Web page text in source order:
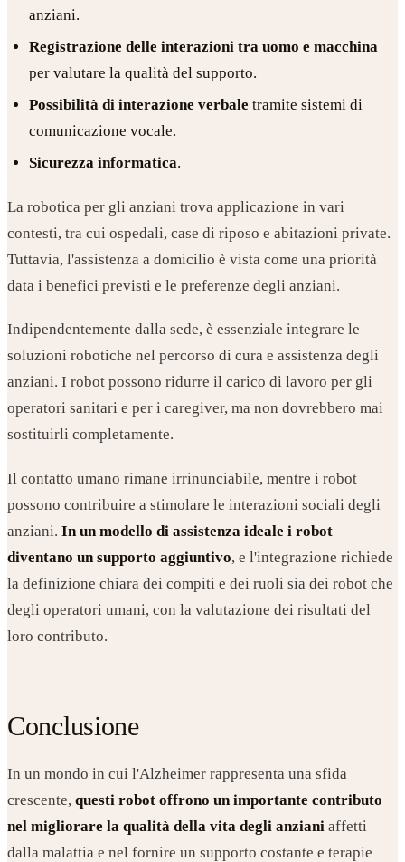
anziani.
Registrazione delle interazioni tra uomo e macchina
per valutare la qualità del supporto.
Possibilità di interazione verbale tramite sistemi di
comunicazione vocale.
Sicurezza informatica.
La robotica per gli anziani trova applicazione in vari
contesti, tra cui ospedali, case di riposo e abitazioni private.
Tuttavia, l'assistenza a domicilio è vista come una priorità
data i benefici previsti e le preferenze degli anziani.
Indipendentemente dalla sede, è essenziale integrare le
soluzioni robotiche nel percorso di cura e assistenza degli
anziani. I robot possono ridurre il carico di lavoro per gli
operatori sanitari e per i caregiver, ma non dovrebbero mai
sostituirli completamente.
Il contatto umano rimane irrinunciabile, mentre i robot
possono contribuire a stimolare le interazioni sociali degli
anziani. In un modello di assistenza ideale i robot
diventano un supporto aggiuntivo, e l'integrazione richiede
la definizione chiara dei compiti e dei ruoli sia dei robot che
degli operatori umani, con la valutazione dei risultati del
loro contributo.
Conclusione
In un mondo in cui l'Alzheimer rappresenta una sfida
crescente, questi robot offrono un importante contributo
nel migliorare la qualità della vita degli anziani affetti
dalla malattia e nel fornire un supporto costante e terapie